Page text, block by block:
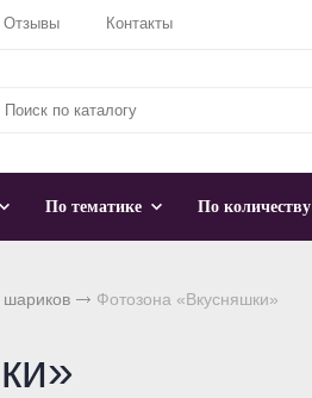
Отзывы Контакты
По тематике По количеству
шариков Фотозона «Вкусняшки»